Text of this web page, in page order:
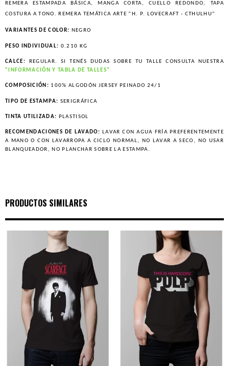
REMERA ESTAMPADA BÁSICA, MANGA CORTA, CUELLO REDONDO, TAPA
COSTURA A TONO. REMERA TEMÁTICA ARTE “H. P. LOVECRAFT - CTHULHU”
VARIANTES DE COLOR: NEGRO
PESO INDIVIDUAL: 0.210 KG
CALCE: REGULAR. SI TENÉS DUDAS SOBRE TU TALLE CONSULTA NUESTRA
“INFORMACIÓN Y TABLA DE TALLES”
COMPOSICIÓN: 100% ALGODÓN JERSEY PEINADO 24/1
TIPO DE ESTAMPA: SERIGRÁFICA
TINTA UTILIZADA: PLASTISOL
RECOMENDACIONES DE LAVADO: LAVAR CON AGUA FRÍA PREFERENTEMENTE
A MANO O CON LAVARROPA A CICLO NORMAL, NO LAVAR A SECO, NO USAR
BLANQUEADOR, NO PLANCHAR SOBRE LA ESTAMPA.
PRODUCTOS SIMILARES